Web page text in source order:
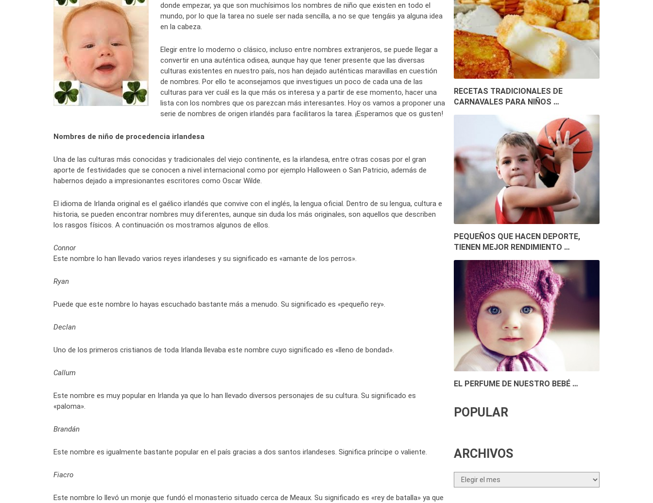
donde empezar, ya que son muchísimos los nombres de niño que existen en todo el
mundo, por lo que la tarea no suele ser nada sencilla, a no se que tengáis ya alguna idea
en la cabeza.
Elegir entre lo moderno o clásico, incluso entre nombres extranjeros, se puede llegar a
convertir en una auténtica odisea, aunque hay que tener presente que las diversas
culturas existentes en nuestro país, nos han dejado auténticas maravillas en cuestión
de nombres. Por ello te aconsejamos que investigues un poco de cada una de las
culturas para ver cuál es la que más os interesa y a partir de ese momento, hacer una
lista con los nombres que os parezcan más interesantes. Hoy os vamos a proponer una
serie de nombres de origen irlandés para facilitaros la tarea. ¡Esperamos que os gusten!
Nombres de niño de procedencia irlandesa
Una de las culturas más conocidas y tradicionales del viejo continente, es la irlandesa, entre otras cosas por el gran
aporte de festividades que se conocen a nivel internacional como por ejemplo Halloween o San Patricio, además de
habernos dejado a impresionantes escritores como Oscar Wilde.
El idioma de Irlanda original es el gaélico irlandés que convive con el inglés, la lengua oficial. Dentro de su lengua, cultura e
historia, se pueden encontrar nombres muy diferentes, aunque sin duda los más originales, son aquellos que describen
los rasgos físicos. A continuación os mostramos algunos de ellos.
Connor
Este nombre lo han llevado varios reyes irlandeses y su significado es «amante de los perros».
Ryan
Puede que este nombre lo hayas escuchado bastante más a menudo. Su significado es «pequeño rey».
Declan
Uno de los primeros cristianos de toda Irlanda llevaba este nombre cuyo significado es «lleno de bondad».
Callum
Este nombre es muy popular en Irlanda ya que lo han llevado diversos personajes de su cultura. Su significado es
«paloma».
Brandán
Este nombre es igualmente bastante popular en el país gracias a dos santos irlandeses. Significa príncipe o valiente.
Fiacro
Este nombre lo llevó un monje que fundó el monasterio situado cerca de Meaux. Su significado es «rey de batalla» ya que
RECETAS TRADICIONALES DE
CARNAVALES PARA NIÑOS …
PEQUEÑOS QUE HACEN DEPORTE,
TIENEN MEJOR RENDIMIENTO …
EL PERFUME DE NUESTRO BEBÉ …
POPULAR
ARCHIVOS
Archivos